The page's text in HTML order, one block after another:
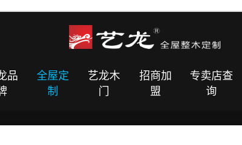
品
全屋定
制
艺龙木
门
招商加
盟
专卖店查
询